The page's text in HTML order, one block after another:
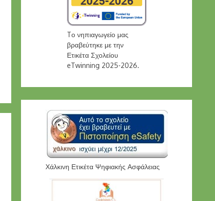
Tο νηπιαγωγείο μας
βραβεύτηκε με την
Ετικέτα Σχολείου
eTwinning 2025-2026.
Χάλκινη Ετικέτα Ψηφιακής Ασφάλειας